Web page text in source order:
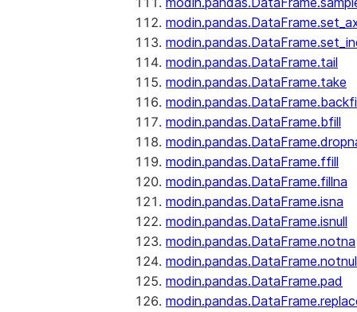
modin.pandas.DataFrame.tail
modin.pandas.DataFrame.take
modin.pandas.DataFrame.bfill
modin.pandas.DataFrame.ffill
modin.pandas.DataFrame.fillna
modin.pandas.DataFrame.isna
modin.pandas.DataFrame.isnull
modin.pandas.DataFrame.notna
modin.pandas.DataFrame.pad